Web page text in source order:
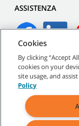
ASSISTENZA
2026 Tennant
Mappa del sito
Cookies
By clicking “Accept
cookies on your
site usage, and
Policy